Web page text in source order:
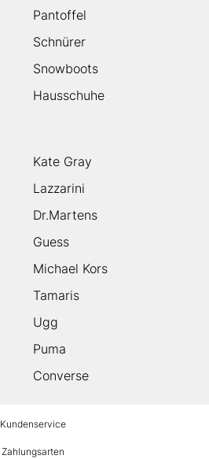
Pantoffel
Schnürer
Snowboots
Hausschuhe
Kate Gray
Lazzarini
Dr.Martens
Guess
Michael Kors
Tamaris
Ugg
Puma
Converse
Kundenservice
Zahlungsarten